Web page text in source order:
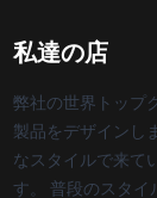
私達の店
弊社の世界トップ
製品をデザインし
なスタイルで来て
す。 普段のスタイ